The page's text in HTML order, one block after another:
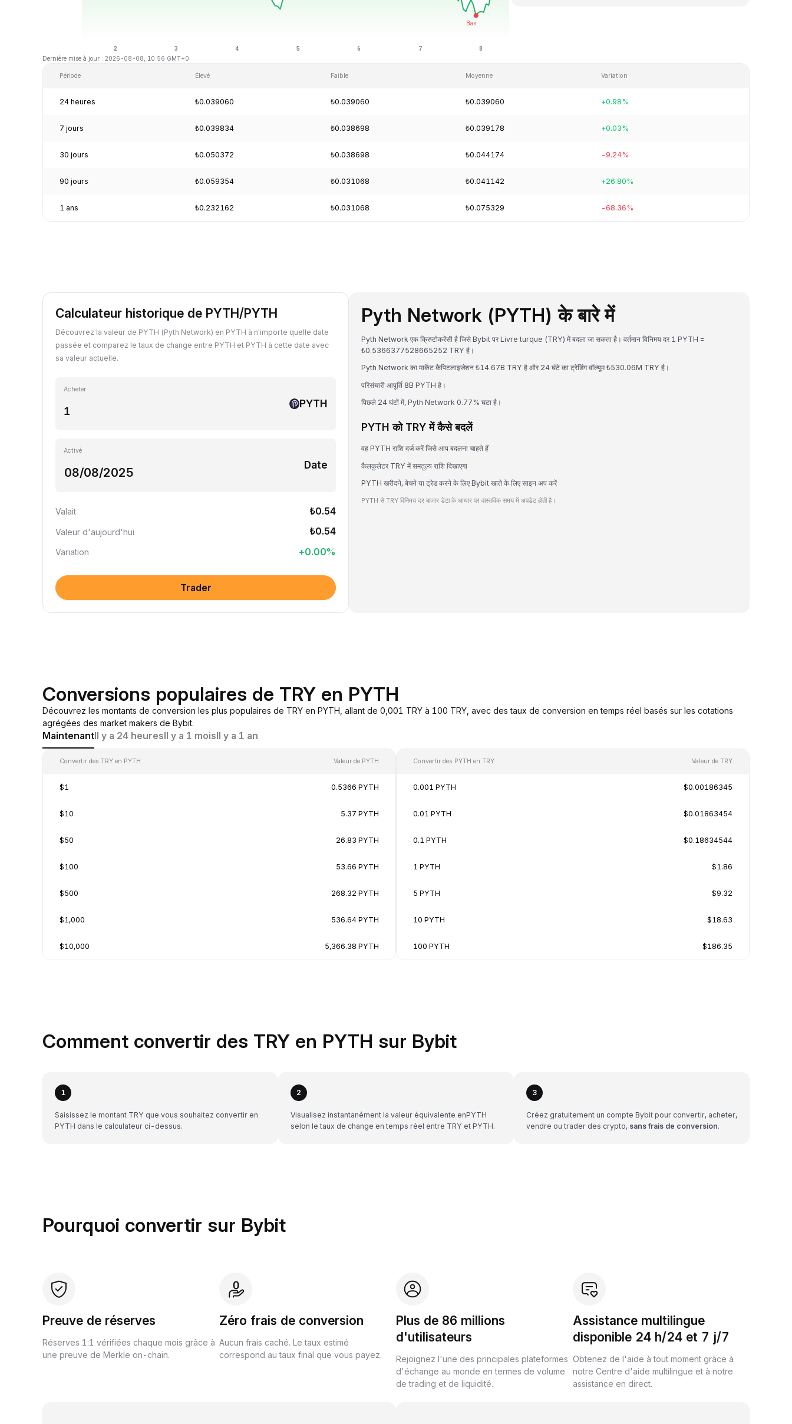
Dernière mise à jour : 2026-08-08, 10:56 GMT+0
Période Élevé Faible Moyenne Variation
24 heures ₺0.039060 ₺0.039060 ₺0.039060 +0.98%
7 jours ₺0.039834 ₺0.038698 ₺0.039178 +0.03%
30 jours ₺0.050372 ₺0.038698 ₺0.044174 -9.24%
90 jours ₺0.059354 ₺0.031068 ₺0.041142 +26.80%
1 ans ₺0.232162 ₺0.031068 ₺0.075329 -68.36%
Calculateur historique de PYTH/PYTH
Découvrez la valeur de PYTH (Pyth Network) en PYTH à n'importe quelle date
passée et comparez le taux de change entre PYTH et PYTH à cette date avec
sa valeur actuelle.
Acheter
PYTH
Activé
Date
Valait ₺0.54
Valeur d'aujourd'hui ₺0.54
Variation +0.00%
Trader
Pyth Network (PYTH) के बारे में
Pyth Network एक क्रिप्टोकरेंसी है जिसे Bybit पर Livre turque (TRY) में बदला जा सकता है। वर्तमान विनिमय दर 1 PYTH =
₺0.5366377528665252 TRY है।
Pyth Network का मार्केट कैपिटलाइजेशन ₺14.67B TRY है और 24 घंटे का ट्रेडिंग वॉल्यूम ₺530.06M TRY है।
परिसंचारी आपूर्ति 8B PYTH है।
पिछले 24 घंटों में, Pyth Network 0.77% घटा है।
PYTH को TRY में कैसे बदलें
वह PYTH राशि दर्ज करें जिसे आप बदलना चाहते हैं
कैलकुलेटर TRY में समतुल्य राशि दिखाएगा
PYTH खरीदने, बेचने या ट्रेड करने के लिए Bybit खाते के लिए साइन अप करें
PYTH से TRY विनिमय दर बाजार डेटा के आधार पर वास्तविक समय में अपडेट होती है।
Conversions populaires de TRY en PYTH
Découvrez les montants de conversion les plus populaires de TRY en PYTH, allant de 0,001 TRY à 100 TRY, avec des taux de conversion en temps réel basés sur les cotations
agrégées des market makers de Bybit.
MaintenantIl y a 24 heuresIl y a 1 moisIl y a 1 an
Convertir des TRY en PYTH Valeur de PYTH
$1 0.5366 PYTH
$10 5.37 PYTH
$50 26.83 PYTH
$100 53.66 PYTH
$500 268.32 PYTH
$1,000 536.64 PYTH
$10,000 5,366.38 PYTH
Convertir des PYTH en TRY Valeur de TRY
0.001 PYTH $0.00186345
0.01 PYTH $0.01863454
0.1 PYTH $0.18634544
1 PYTH $1.86
5 PYTH $9.32
10 PYTH $18.63
100 PYTH $186.35
Comment convertir des TRY en PYTH sur Bybit
1
Saisissez le montant TRY que vous souhaitez convertir en
PYTH dans le calculateur ci-dessus.
2
Visualisez instantanément la valeur équivalente enPYTH
selon le taux de change en temps réel entre TRY et PYTH.
3
Créez gratuitement un compte Bybit pour convertir, acheter,
vendre ou trader des crypto, sans frais de conversion.
Pourquoi convertir sur Bybit
Preuve de réserves
Réserves 1:1 vérifiées chaque mois grâce à
une preuve de Merkle on-chain.
Zéro frais de conversion
Aucun frais caché. Le taux estimé
correspond au taux final que vous payez.
Plus de 86 millions
d'utilisateurs
Rejoignez l'une des principales plateformes
d'échange au monde en termes de volume
de trading et de liquidité.
Assistance multilingue
disponible 24 h/24 et 7 j/7
Obtenez de l'aide à tout moment grâce à
notre Centre d'aide multilingue et à notre
assistance en direct.